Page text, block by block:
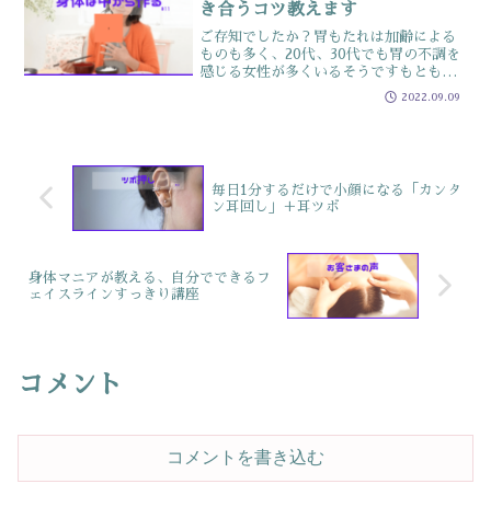
き合うコツ教えます
ご存知でしたか？胃もたれは加齢による
ものも多く、20代、30代でも胃の不調を
感じる女性が多くいるそうですもともと
日本人は、胃がんなど、胃に関わる病気
が多い民族単なる不調や食べ過ぎ、加齢
2022.09.09
毎日1分するだけで小顔になる「カンタ
ン耳回し」＋耳ツボ
身体マニアが教える、自分でできるフ
ェイスラインすっきり講座
コメント
コメントを書き込む